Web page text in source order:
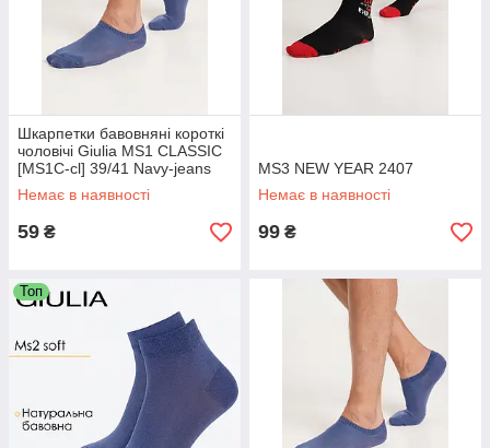
Шкарпетки бавовняні короткі
чоловічі Giulia MS1 CLASSIC
[MS1C-cl] 39/41 Navy-jeans
Немає в наявності
59 ₴
MS3 NEW YEAR 2407
Немає в наявності
99 ₴
Топ